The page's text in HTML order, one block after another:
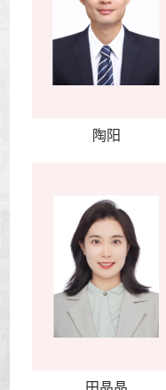
陶阳